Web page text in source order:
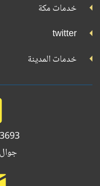
خدمات مكة
twitter
خدمات المدينة